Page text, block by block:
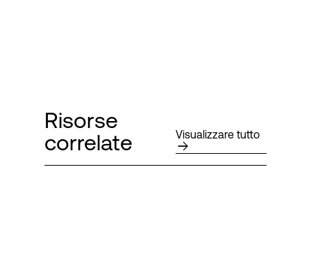
Risorse
correlate
Visualizzare tutto